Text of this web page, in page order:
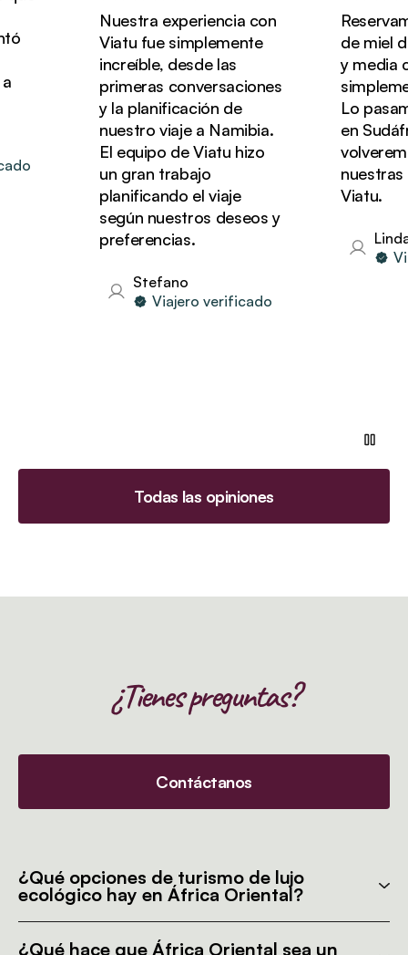
Nuestra experiencia con
Viatu fue simplemente
increíble, desde las
primeras conversaciones
y la planificación de
nuestro viaje a Namibia.
El equipo de Viatu hizo
un gran trabajo
planificando el viaje
según nuestros deseos y
preferencias.
Stefano
Viajero verificado
Reservamos
de miel de
y media con
simplemente
Lo pasamos
en Sudáfrica y
volveremos a
nuestras
Linda
Viajero
Todas las opiniones
¿Tienes preguntas?
Contáctanos
¿Qué opciones de turismo de lujo
ecológico hay en África Oriental?
¿Qué hace que África Oriental sea un